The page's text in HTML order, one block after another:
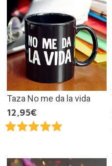
Taza No me da la vida
12,95€